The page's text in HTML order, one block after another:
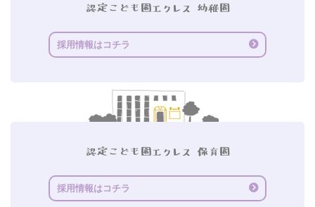
採用情報はコチラ
採用情報はコチラ